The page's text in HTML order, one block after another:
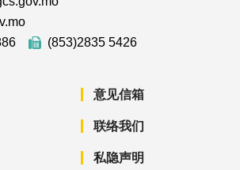
(853)2835 5426
意见信箱
联络我们
私隐声明